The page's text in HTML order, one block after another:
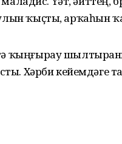
ҡыҫты, арҡаһын
ҡыңғырау
Хәрби кейемдәге